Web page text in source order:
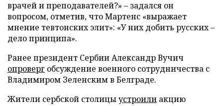
врачей и преподавателей?» – задался он
вопросом, отметив, что Мартенс «выражает
мнение тевтонских элит»: «У них добить русских –
дело принципа».
Ранее президент Сербии Александр Вучич
опроверг обсуждение военного сотрудничества с
Владимиром Зеленским в Белграде.
Жители сербской столицыустроили акцию